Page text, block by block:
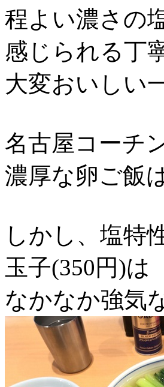
程よい濃さの
感じられる丁
大変おいしい
名古屋コーチ
濃厚な卵ご飯
しかし、塩特
玉子(350円)は
なかなか強気